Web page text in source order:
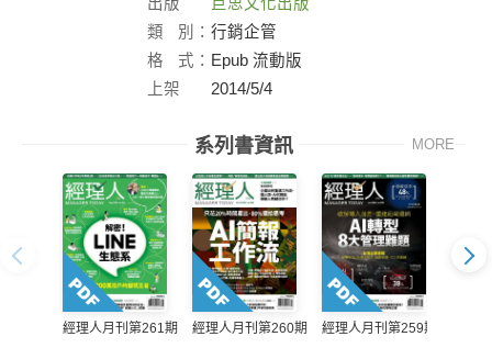
社：
類
別： 行銷企管
格
式： Epub 流動版
上架
2014/5/4
系列書資訊 MORE
經理人月刊第261期 經理人月刊第260期 經理人月刊第259期